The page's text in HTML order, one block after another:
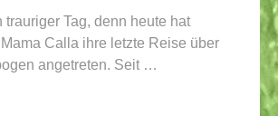
trauriger Tag, denn heute hat
Calla ihre letzte Reise über
angetreten. Seit …